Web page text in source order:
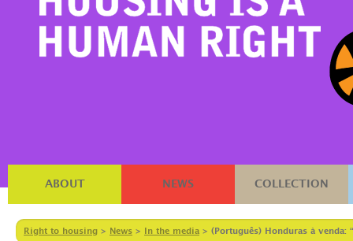
ABOUT NEWS COLLECTION
Right to housing > News > In the media > (Português) Honduras à venda: